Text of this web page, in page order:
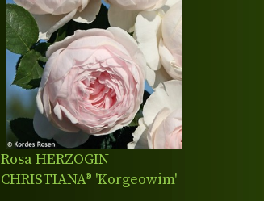
Rosa HERZOGIN
CHRISTIANA® 'Korgeowim'